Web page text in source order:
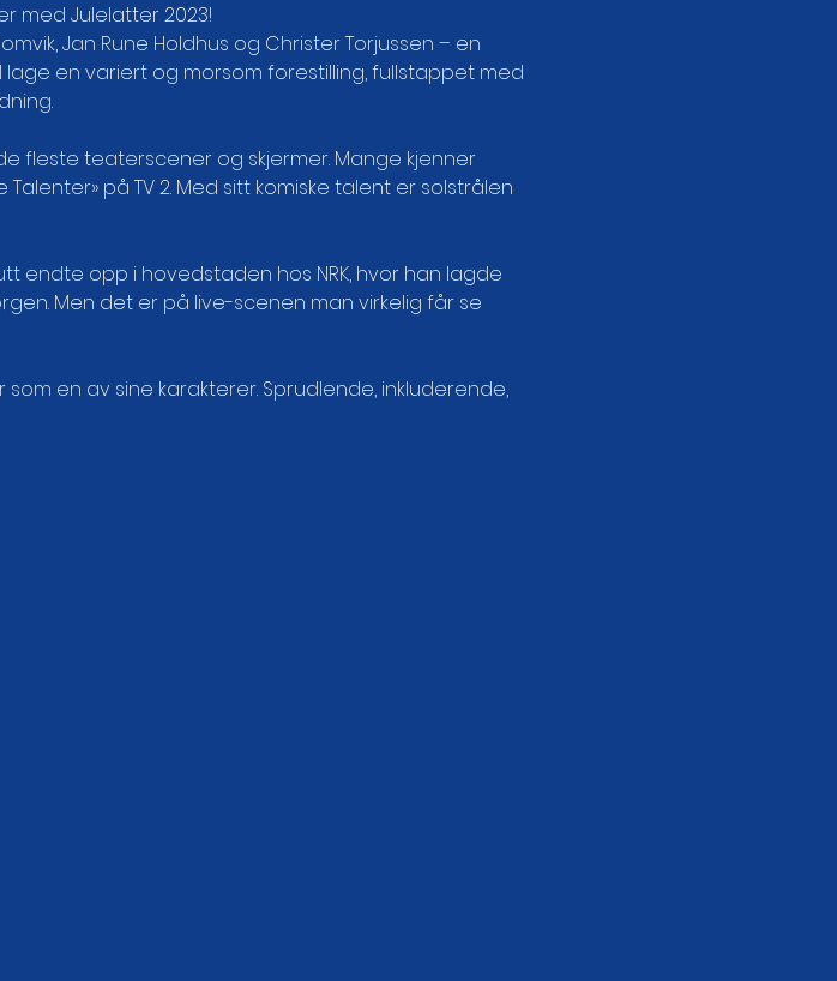
med Julelatter 2023!
Jan Rune Holdhus og Christer Torjussen – en
en variert og morsom forestilling, fullstappet med
på TV 2. Med sitt komiske talent er solstrålen
Men det er på live-scenen man virkelig får se